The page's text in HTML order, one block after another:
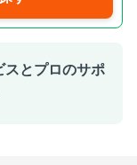
スとプロのサポ